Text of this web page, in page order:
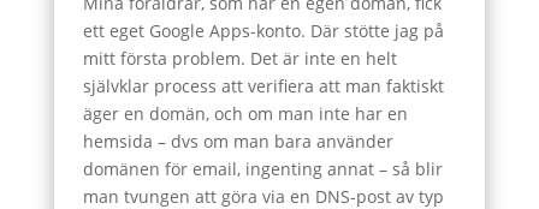
ett eget Google Apps-konto. Där stötte jag på
mitt första problem. Det är inte en helt
självklar process att verifiera att man faktiskt
äger en domän, och om man inte har en
hemsida – dvs om man bara använder
domänen för email, ingenting annat – så blir
man tvungen att göra via en DNS-post av typ